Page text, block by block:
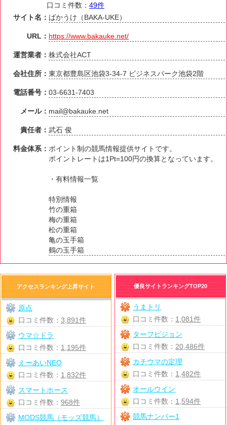
口コミ件数： 49件
サイト名： ばかうけ（BAKA-UKE）
URL： https://www.bakauke.net/
運営業者：株式会社ACT
会社住所：東京都豊島区池袋3-34-7 ビジネスパーク池袋2階
電話番号：03-6631-7403
メール： mail@bakauke.net
責任者：武石 俊
料金体系： ポイント制の競馬情報提供サイトです。
ポイントレートは1Pt=100円の換算となっています。
・有料情報一覧
特別情報
竹の重箱
梅の重箱
松の重箱
亀の玉手箱
鶴の玉手箱
優良サイトランキングTOP20
うまトリ
口コミ件数： 1,081件
ターフビジョン
口コミ件数： 20,486件
カチウマの定理
口コミ件数： 1,482件
オールウイン
口コミ件数： 1,594件
競馬ナンバー1
アクセスランキング上昇サイト
原点
口コミ件数： 3,891件
ウマ☆ドラ
口コミ件数： 1,195件
えーあいNEO
口コミ件数： 1,832件
スマートホース
口コミ件数： 968件
MODS競馬（モッズ競馬）